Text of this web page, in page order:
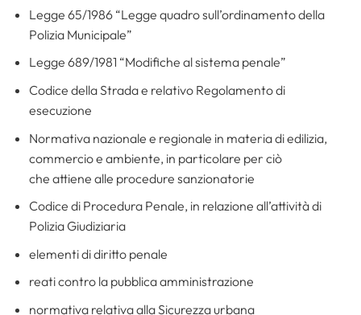
Legge 65/1986 “Legge quadro sull’ordinamento della
Polizia Municipale”
Legge 689/1981 “Modifiche al sistema penale”
Codice della Strada e relativo Regolamento di
esecuzione
Normativa nazionale e regionale in materia di edilizia,
commercio e ambiente, in particolare per ciò
che attiene alle procedure sanzionatorie
Codice di Procedura Penale, in relazione all’attività di
Polizia Giudiziaria
elementi di diritto penale
reati contro la pubblica amministrazione
normativa relativa alla Sicurezza urbana